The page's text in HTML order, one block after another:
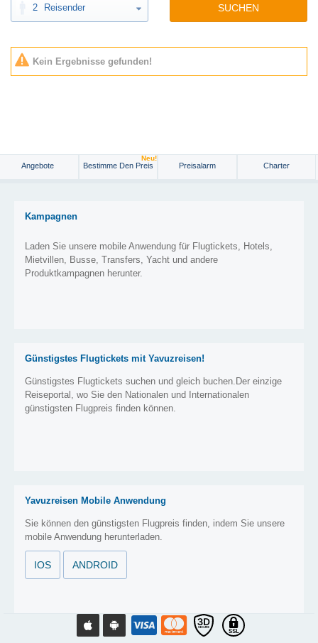
2 Reisender SUCHEN
Kein Ergebnisse gefunden!
Angebote Bestimme Den Preis
Neu!
Preisalarm Charter
Kampagnen
Laden Sie unsere mobile Anwendung für Flugtickets, Hotels,
Mietvillen, Busse, Transfers, Yacht und andere
Produktkampagnen herunter.
Günstigstes Flugtickets mit Yavuzreisen!
Günstigstes Flugtickets suchen und gleich buchen.Der einzige
Reiseportal, wo Sie den Nationalen und Internationalen
günstigsten Flugpreis finden können.
Yavuzreisen Mobile Anwendung
Sie können den günstigsten Flugpreis finden, indem Sie unsere
mobile Anwendung herunterladen.
IOS ANDROID